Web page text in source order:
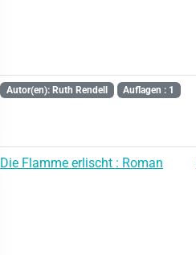
Autor(en): Ruth Rendell Auflagen : 1
Die Flamme erlischt : Roman